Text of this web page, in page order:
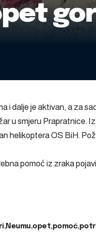
i dalje je aktivan, a za
u smjeru Prapratnice.
helikoptera OS BiH.
pomoć iz zraka
Neumu opet pomoć